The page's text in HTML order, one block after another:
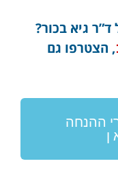
גיא בכור?
, הצטרפו גם
ההנחה
ן